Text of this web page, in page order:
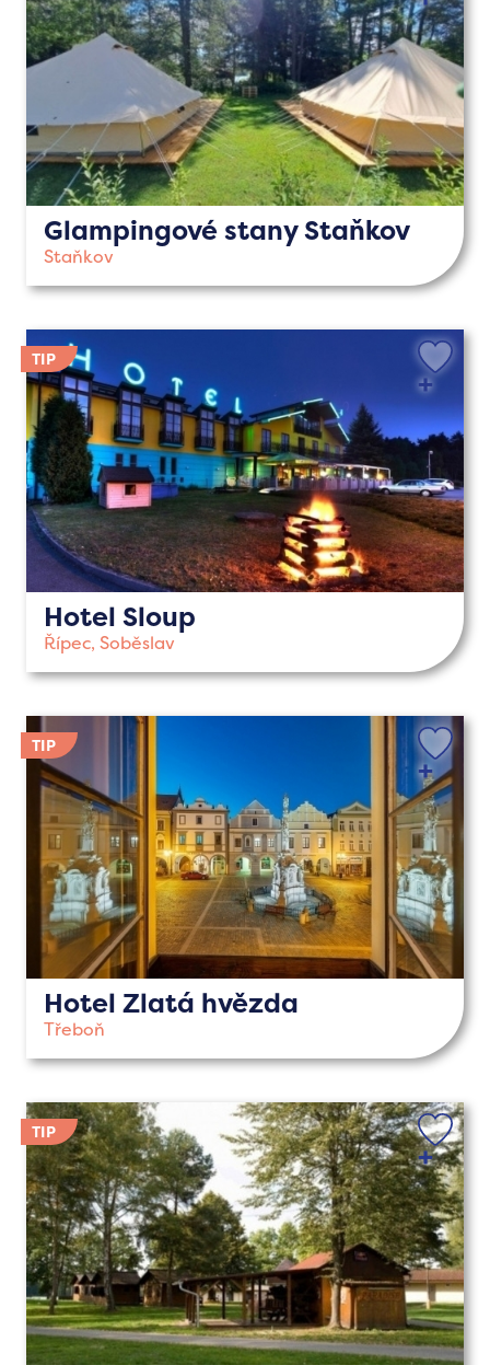
Glampingové stany Staňkov
Staňkov
Hotel Sloup
Řípec, Soběslav
Hotel Zlatá hvězda
Třeboň